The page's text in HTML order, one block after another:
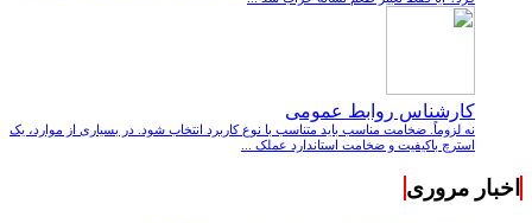
کارشناس روابط عمومی
نه لزوماً. ضخامت مناسب باید متناسب با نوع کاربرد انتخاب شود. در بسیاری از موارد، یک
استرچ باکیفیت و ضخامت استاندارد عملک ...
اخبار مروری